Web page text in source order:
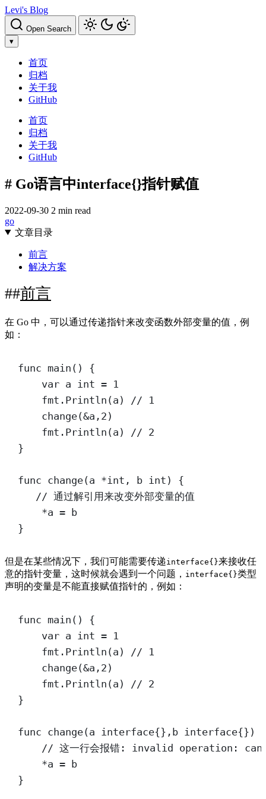
Levi's Blog
Open Search
▾
首页
归档
关于我
GitHub
首页
归档
关于我
GitHub
# Go语言中interface{}指针赋值
2022-09-30 2 min read
go
文章目录
前言
解决方案
前言
在 Go 中，可以通过传递指针来改变函数外部变量的值，例
如：
func main () {
var a int =
1
fmt. Println (a)
// 1
change(&a, 2 )
fmt. Println (a)
// 2
}
func change(a *int , b int ) {
// 通过解引用来改变外部变量的值
*a = b
}
但是在某些情况下，我们可能需要传递interface{}来接收任
意的指针变量，这时候就会遇到一个问题， interface{}类型
声明的变量是不能直接赋值指针的，例如：
func main () {
var a int =
1
fmt. Println (a)
// 1
change(&a, 2 )
fmt. Println (a)
// 2
}
func change(a interface{}, b interface{})
// 这一行会报错: invalid operation:
*a = b
}